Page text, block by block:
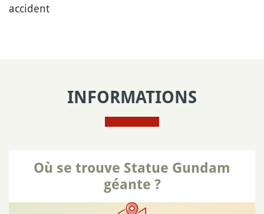
accident
INFORMATIONS
Où se trouve Statue Gundam
géante ?